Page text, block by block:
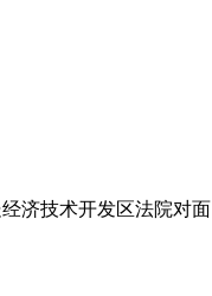
济技术开发区法院对面